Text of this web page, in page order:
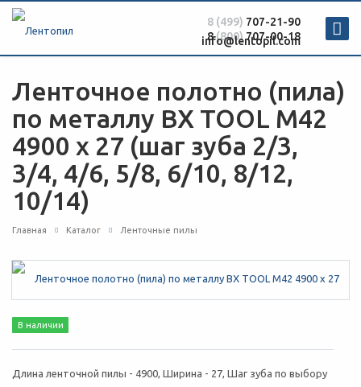
8(800)707-00-18
8 (499) 707-21-90
info@lentopil.com
Ленточное полотно (пила)
по металлу BX TOOL M42
4900 х 27 (шаг зуба 2/3,
3/4, 4/6, 5/8, 6/10, 8/12,
10/14)
Главная Каталог Ленточные пилы
В наличии
Длина ленточной пилы - 4900, Ширина - 27, Шаг зуба по выбору